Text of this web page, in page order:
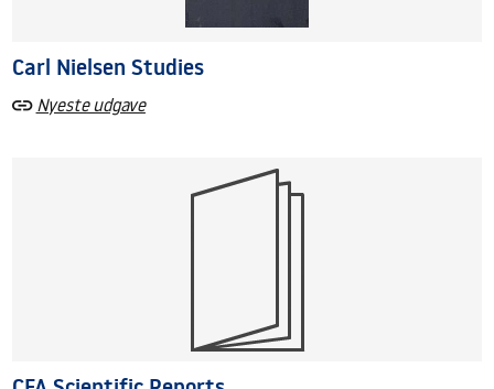
Carl Nielsen Studies
Nyeste udgave